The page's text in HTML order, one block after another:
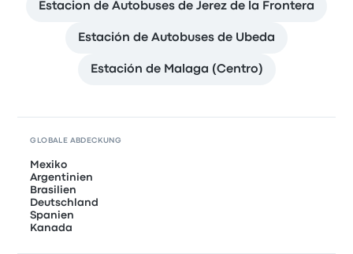
Estacion de Autobuses de Jerez de la Frontera
Estación de Autobuses de Ubeda
Estación de Malaga (Centro)
GLOBALE ABDECKUNG
Mexiko
Argentinien
Brasilien
Deutschland
Spanien
Kanada